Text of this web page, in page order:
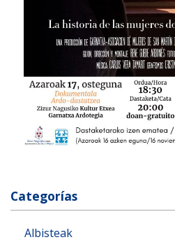
Categorías
Albisteak